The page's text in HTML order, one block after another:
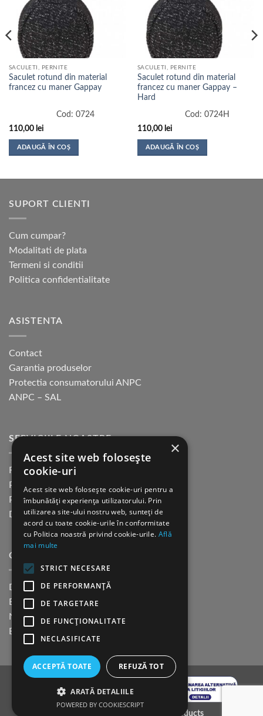
SACULETI, PERNITE
Saculet rotund din material
francez cu maner Gappay
Cod: 0724
110,00 lei
ADAUGĂ ÎN COȘ
SACULETI, PERNITE
Saculet rotund din material
francez cu maner Gappay –
Hard
Cod: 0724H
110,00 lei
ADAUGĂ ÎN COȘ
SUPORT CLIENTI
Cum cumpar?
Modalitati de plata
Termeni si conditii
Politica confidentialitate
ASISTENTA
Contact
Garantia produselor
Protectia consumatorului ANPC
ANPC – SAL
SERVICIILE NOASTRE
Returnare in 30 de zile
Plata cu cardul Guerrilla
Plata in rate fara dobanda
Distributie sau profesionisti
CINE SUNTEM?
Despre noi
Blog
Newsletter
Evenimente
K9 Training Products
×
Acest site web folosește
cookie-uri
Acest site web folosește cookie-uri pentru a
îmbunătăți experiența utilizatorului. Prin
utilizarea site-ului nostru web, sunteți de
acord cu toate cookie-urile în conformitate
cu Politica noastră privind cookie-urile. Află
mai multe
STRICT NECESARE
DE PERFORMANȚĂ
DE TARGETARE
DE FUNCŢIONALITATE
NECLASIFICATE
ACCEPTĂ TOATE REFUZĂ TOT
ARATĂ DETALIILE
POWERED BY COOKIESCRIPT